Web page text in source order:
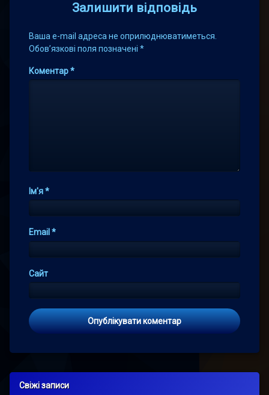
Залишити відповідь
Ваша e-mail адреса не оприлюднюватиметься.
Обов’язкові поля позначені *
Коментар*
Ім'я*
Email *
Сайт
Свіжі записи